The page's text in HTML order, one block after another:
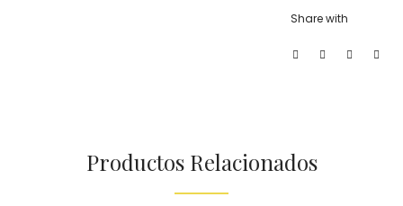
Share with
Productos Relacionados